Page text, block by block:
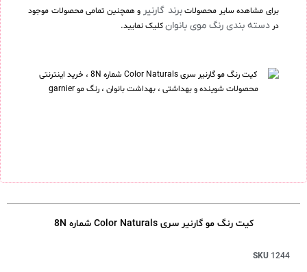
برای مشاهده سایر محصولاتبرند گارنیر و همچنین تمامی محصولات موجود
در دسته بندی رنگ موی بانوانکلیک نمایید.
کیت رنگ مو گارنیر سری Color Naturals شماره 8N
SKU 1244